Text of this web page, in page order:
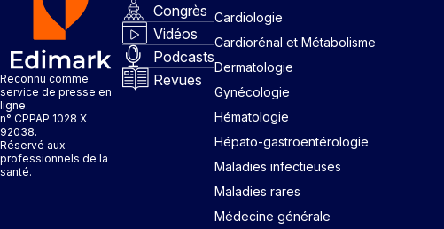
Reconnu comme
service de presse en
ligne.
n° CPPAP 1028 X
92038.
Réservé aux
professionnels de la
santé.
Congrès
Vidéos
Podcasts
Revues
Cardiologie
Cardiorénal et Métabolisme
Dermatologie
Gynécologie
Hématologie
Hépato-gastroentérologie
Maladies infectieuses
Maladies rares
Médecine générale